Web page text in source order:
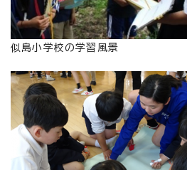
似島小学校の学習風景